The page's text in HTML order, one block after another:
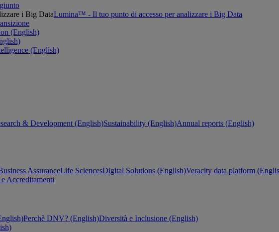
Lumina™ - Il tuo punto di accesso per analizzare i Big Data
(English)
(English)
& Development (English)Sustainability (English)Annual reports (English)
AssuranceLife SciencesDigital Solutions (English)Veracity data platform
Accreditamenti
Perchè DNV? (English)Diversità e Inclusione (English)